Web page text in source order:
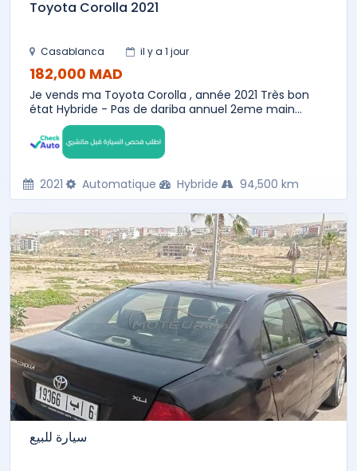
Toyota Corolla 2021
Casablanca il y a 1 jour
182,000 MAD
Je vends ma Toyota Corolla , année 2021 Très bon
état Hybride - Pas de dariba annuel 2eme main...
2021 Automatique Hybride 94,500 km
سيارة للبيع